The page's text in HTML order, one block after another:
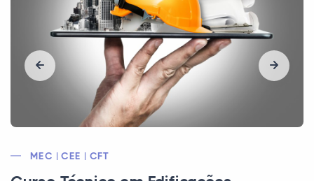
MEC/CEE/CFT